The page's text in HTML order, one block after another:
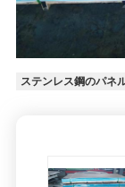
ステンレス鋼のパネ